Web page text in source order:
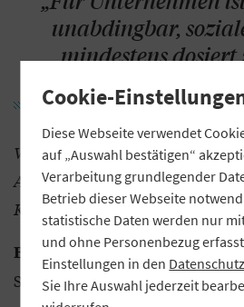
unabdingbar,
mindestens dosiert
Welche Bedeutung hat ein
Ansprechpartner im Rahmen
Kommunikation?
Blöbaum:Wer je mit
Service-Centern
Cookie-
Diese Webseite verwendet
auf „Auswahl bestätigen“
Verarbeitung grundlegender
Betrieb dieser Webseite
statistische Daten werden nur
und ohne Personenbezug
Einstellungen in den
Sie Ihre Auswahl jederzeit